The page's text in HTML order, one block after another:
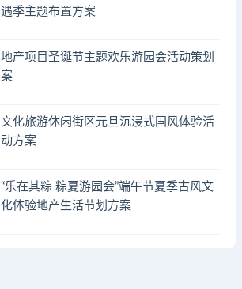
遇季主题布置方案
地产项目圣诞节主题欢乐游园会活动策划
案
文化旅游休闲街区元旦沉浸式国风体验活
动方案
“乐在其粽 粽夏游园会”端午节夏季古风文
化体验地产生活节划方案